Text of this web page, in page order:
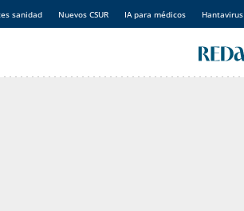
sanidad Nuevos CSUR IA para médicos Hantavirus